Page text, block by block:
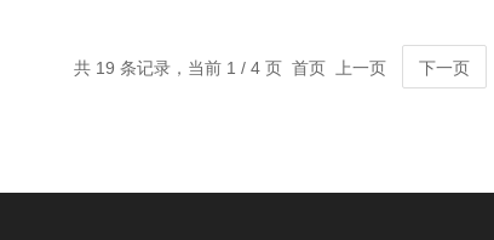
共 19 条记录，当前 1 / 4 页 首页 上一页 下一页